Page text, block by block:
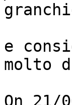
e
molto
On 21/